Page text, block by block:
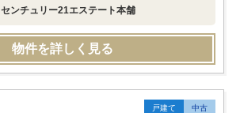
センチュリー21エステート本舗
物件を詳しく見る
戸建て 中古